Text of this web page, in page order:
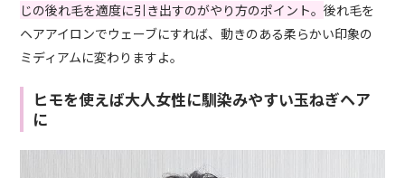
じの後れ毛を適度に引き出すのがやり方のポイント。後れ毛を
ヘアアイロンでウェーブにすれば、動きのある柔らかい印象の
ミディアムに変わりますよ。
ヒモを使えば大人女性に馴染みやすい玉ねぎヘア
に